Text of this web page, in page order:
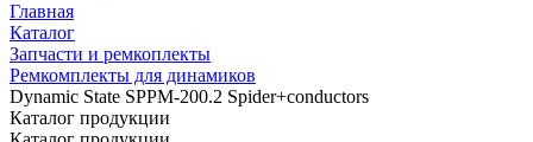
Главная
Каталог
Запчасти и ремкоплекты
Ремкомплекты для динамиков
Dynamic State SPPM-200.2 Spider+conductors
Каталог продукции